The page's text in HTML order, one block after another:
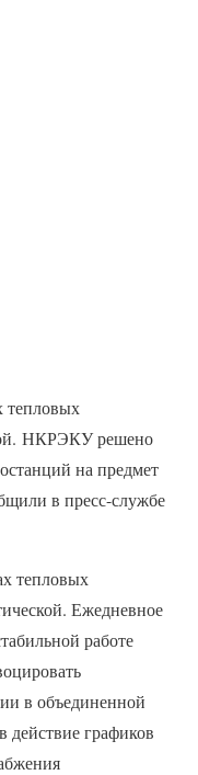
тепловых
НКРЭКУ решено
на предмет
в пресс-службе
тепловых
Ежедневное
работе
в объединенной
действие графиков